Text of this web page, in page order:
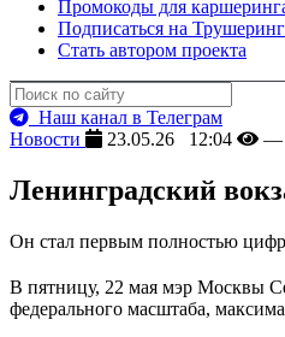
Промокоды для
Подписаться на Трушеринг
Стать автором проекта
Наш канал в Телеграм
Новости
23.05.26 12:04 —
Ленинградский
Он стал первым полностью
В пятницу, 22 мая мэр Москвы
федерального масштаба,